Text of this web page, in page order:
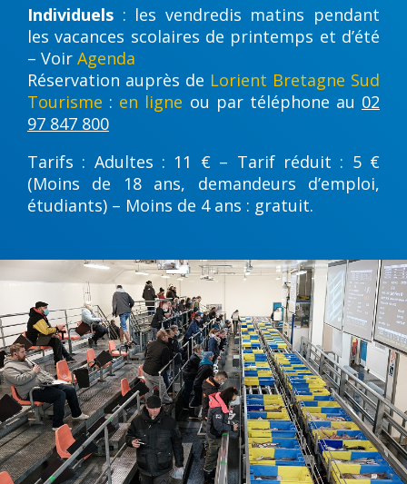
Individuels : les vendredis matins pendant
les vacances scolaires de printemps et d’été
– Voir Agenda
Réservation auprès de Lorient Bretagne Sud
Tourisme : en ligne ou par téléphone au 02
97 847 800
Tarifs : Adultes : 11 € – Tarif réduit : 5 €
(Moins de 18 ans, demandeurs d’emploi,
étudiants) – Moins de 4 ans : gratuit.